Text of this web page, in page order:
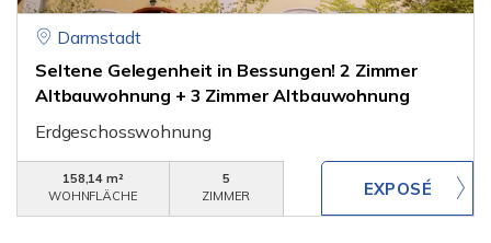
Darmstadt
Seltene Gelegenheit in Bessungen! 2 Zimmer
Altbauwohnung + 3 Zimmer Altbauwohnung
Erdgeschosswohnung
158,14 m²
WOHNFLÄCHE
5
ZIMMER